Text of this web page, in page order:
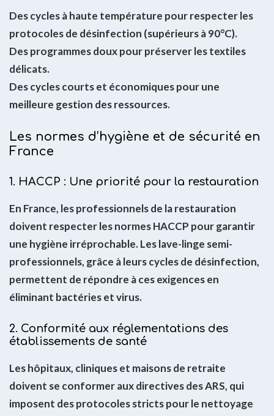
Des cycles à haute température pour respecter les
protocoles de désinfection (supérieurs à 90°C).
Des programmes doux pour préserver les textiles
délicats.
Des cycles courts et économiques pour une
meilleure gestion des ressources.
Les normes d’hygiène et de sécurité en
France
1. HACCP : Une priorité pour la restauration
En France, les professionnels de la restauration
doivent respecter les normes HACCP pour garantir
une hygiène irréprochable. Les lave-linge semi-
professionnels, grâce à leurs cycles de désinfection,
permettent de répondre à ces exigences en
éliminant bactéries et virus.
2. Conformité aux réglementations des
établissements de santé
Les hôpitaux, cliniques et maisons de retraite
doivent se conformer aux directives des ARS, qui
imposent des protocoles stricts pour le nettoyage